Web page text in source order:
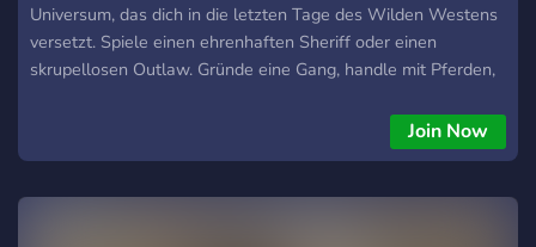
Universum, das dich in die letzten Tage des Wilden Westens
versetzt. Spiele einen ehrenhaften Sheriff oder einen
skrupellosen Outlaw. Gründe eine Gang, handle mit Pferden,
dunkle Zeiten. Hier zählt deine Entscheidung. Hier schreibt
jeder Charakter seine eigene Geschichte. Hier lebt das
Join Now